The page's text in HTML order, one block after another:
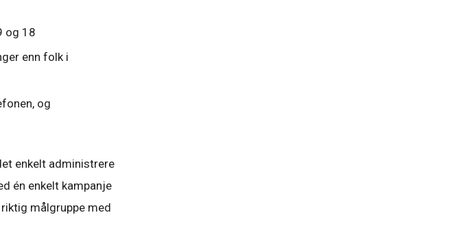
og 18
enn folk i
og
enkelt administrere
én enkelt kampanje
målgruppe med